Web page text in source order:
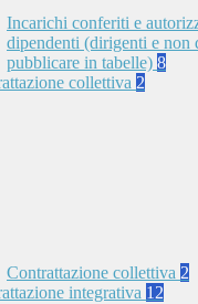
Incarichi conferiti e
dipendenti (dirigenti e non
pubblicare in tabelle) 8
collettiva 2
Contrattazione collettiva 2
integrativa 12